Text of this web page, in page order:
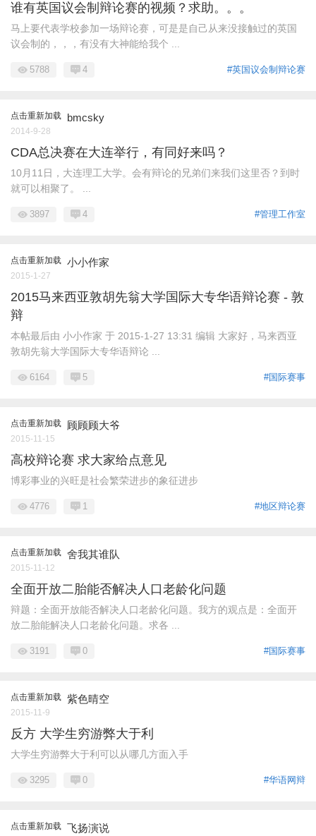
谁有英国议会制辩论赛的视频？求助。。。
马上要代表学校参加一场辩论赛，可是是自己从来没接触过的英国
议会制的，，，有没有大神能给我个 ...
#英国议会制辩论赛
5788 4
点击重新加载 bmcsky
2014-9-28
CDA总决赛在大连举行，有同好来吗？
10月11日，大连理工大学。会有辩论的兄弟们来我们这里否？到时
就可以相聚了。 ...
#管理工作室
3897 4
点击重新加载 小小作家
2015-1-27
2015马来西亚敦胡先翁大学国际大专华语辩论赛 - 敦
辩
本帖最后由 小小作家 于 2015-1-27 13:31 编辑 大家好，马来西亚
敦胡先翁大学国际大专华语辩论 ...
#国际赛事
6164 5
点击重新加载 顾顾顾大爷
2015-11-15
高校辩论赛 求大家给点意见
博彩事业的兴旺是社会繁荣进步的象征进步
#地区辩论赛
4776 1
点击重新加载 舍我其谁队
2015-11-12
全面开放二胎能否解决人口老龄化问题
辩题：全面开放能否解决人口老龄化问题。我方的观点是：全面开
放二胎能解决人口老龄化问题。求各 ...
#国际赛事
3191 0
点击重新加载 紫色晴空
2015-11-9
反方 大学生穷游弊大于利
大学生穷游弊大于利可以从哪几方面入手
#华语网辩
3295 0
点击重新加载 飞扬演说